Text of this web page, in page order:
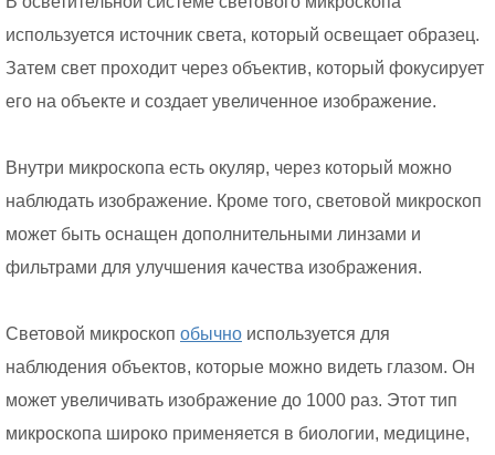
используется источник света, который освещает образец.
Затем свет проходит через объектив, который фокусирует
его на объекте и создает увеличенное изображение.
Внутри микроскопа есть окуляр, через который можно
наблюдать изображение. Кроме того, световой микроскоп
может быть оснащен дополнительными линзами и
фильтрами для улучшения качества изображения.
Световой микроскоп обычно используется для
наблюдения объектов, которые можно видеть глазом. Он
может увеличивать изображение до 1000 раз. Этот тип
микроскопа широко применяется в биологии, медицине,